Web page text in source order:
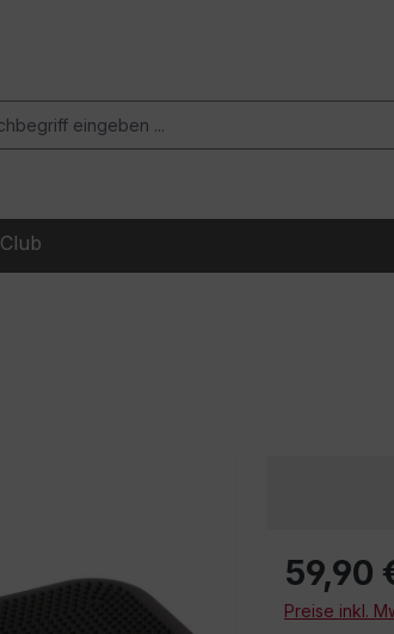
Club
Beim
Videos
59,90
Preise inkl.